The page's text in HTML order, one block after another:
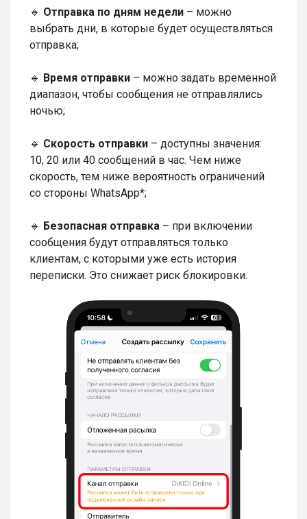
🔹 Отправка по дням недели – можно
выбрать дни, в которые будет осуществляться
отправка;
🔹 Время отправки – можно задать временной
диапазон, чтобы сообщения не отправлялись
ночью;
🔹 Скорость отправки – доступны значения:
10, 20 или 40 сообщений в час. Чем ниже
скорость, тем ниже вероятность ограничений
со стороны WhatsApp*;
🔹 Безопасная отправка – при включении
сообщения будут отправляться только
клиентам, с которыми уже есть история
переписки. Это снижает риск блокировки.